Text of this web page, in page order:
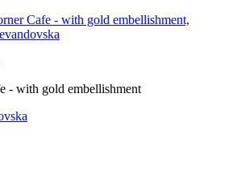
- with gold embellishment